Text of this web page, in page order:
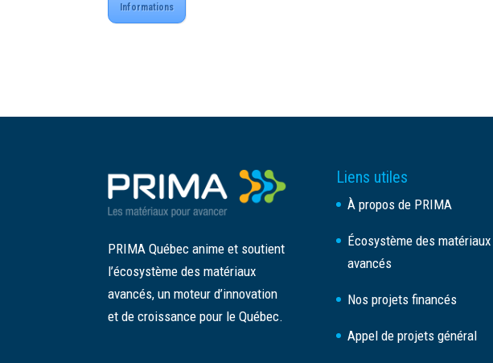
Informations
PRIMA Québec anime et soutient
l’écosystème des matériaux
avancés, un moteur d’innovation
et de croissance pour le Québec.
Liens utiles
À propos de PRIMA
Écosystème des matériaux
avancés
Nos projets financés
Appel de projets général